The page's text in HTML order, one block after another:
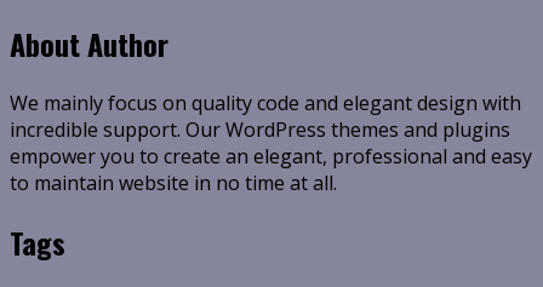
About Author
We mainly focus on quality code and elegant design with
incredible support. Our WordPress themes and plugins
empower you to create an elegant, professional and easy
to maintain website in no time at all.
Tags